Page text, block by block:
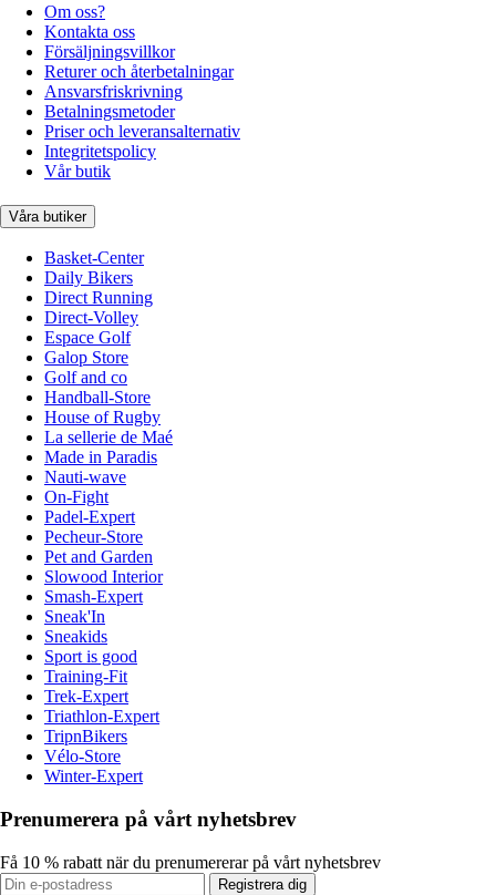
Om oss?
Kontakta oss
Försäljningsvillkor
Returer och återbetalningar
Ansvarsfriskrivning
Betalningsmetoder
Priser och leveransalternativ
Integritetspolicy
Vår butik
Våra butiker
Basket-Center
Daily Bikers
Direct Running
Direct-Volley
Espace Golf
Galop Store
Golf and co
Handball-Store
House of Rugby
La sellerie de Maé
Made in Paradis
Nauti-wave
On-Fight
Padel-Expert
Pecheur-Store
Pet and Garden
Slowood Interior
Smash-Expert
Sneak'In
Sneakids
Sport is good
Training-Fit
Trek-Expert
Triathlon-Expert
TripnBikers
Vélo-Store
Winter-Expert
Prenumerera på vårt nyhetsbrev
Få 10 % rabatt när du prenumererar på vårt nyhetsbrev
Registrera dig